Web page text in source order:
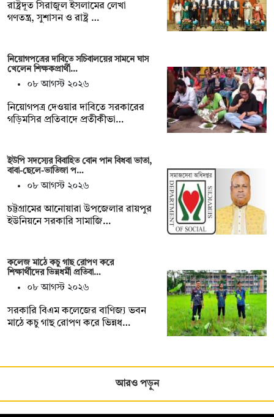
রাষ্ট্রদূত সিরাজুল ইসলামের লেখা
গণতন্ত্র, সুশাসন ও রাষ্ট্র …
নিয়োগপত্রের দাবিতে সচিবালয়ের সামনে ঘাস
খেলেন শিক্ষকপ্রার্থী…
০৮ আগস্ট ২০২৬
নিয়োগপত্র দেওয়ার দাবিতে সরকারের
গড়িমসির প্রতিবাদে প্রতীকীভা…
ইউপি সদস্যের বিবাহিত বোন পান বিধবা ভাতা,
বাবা-ছেলে-ভাতিজা প…
০৮ আগস্ট ২০২৬
চট্টগ্রামের আনোয়ারা উপজেলার রায়পুর
ইউনিয়নে সরকারি সামাজি…
কলেজ মাঠে কচু গাছ রোপণ করে
শিক্ষার্থীদের ভিন্নধর্মী প্রতিবা…
০৮ আগস্ট ২০২৬
সরকারি বিএম কলেজের বাণিজ্য ভবন
মাঠে কচু গাছ রোপণ করে ভিন্নধ…
আরও পড়ুন